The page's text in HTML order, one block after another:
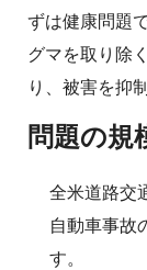
ずは健康問題
グマを取り除
り、被害を抑
問題の規
全米道路交
自動車事故
す。